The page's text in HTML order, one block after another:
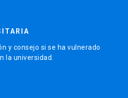
y consejo si se ha vulnerado
la universidad.